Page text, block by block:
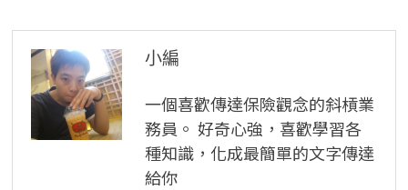
小編
一個喜歡傳達保險觀念的斜槓業
務員。 好奇心強，喜歡學習各
種知識，化成最簡單的文字傳達
給你